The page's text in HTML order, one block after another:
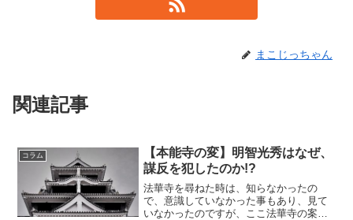
まこじっちゃん
関連記事
コラム
【本能寺の変】明智光秀はなぜ、
謀反を犯したのか!?
法華寺を尋ねた時は、知らなかったの
で、意識していなかった事もあり、見て
いなかったのですが、ここ法華寺の案内